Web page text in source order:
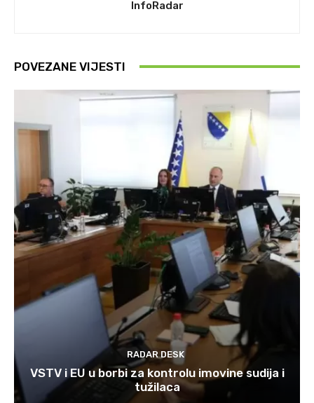
InfoRadar
POVEZANE VIJESTI
RADAR DESK
VSTV i EU u borbi za kontrolu imovine sudija i
tužilaca